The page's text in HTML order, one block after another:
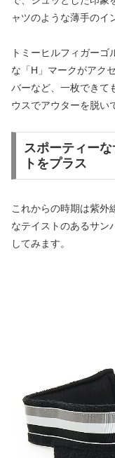
ャツのような薄手のイ
トミーヒルフィガーゴ
な「H」マークがアク
バーなど、一枚できて
ウスでアウターを脱い
スポーティー
トをプラス
これからの時期は紫
なテイストのあるサン
してみます。